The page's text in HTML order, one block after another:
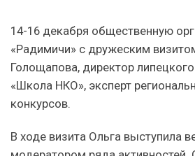
14-16 декабря общественную
«Радимичи» с дружеским
Голощапова, директор
«Школа НКО», эксперт
конкурсов.
В ходе визита Ольга выступила